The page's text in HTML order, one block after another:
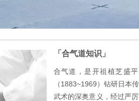
「合气道知识」
合气道，是开祖植芝盛
（1883~1969）钻研日本
武术的深奥意义，经过严